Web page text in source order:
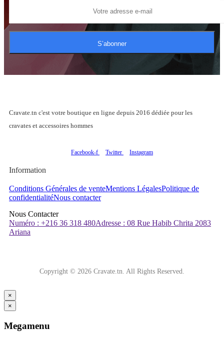
S’abonner
Cravate.tn c'est votre boutique en ligne depuis 2016 dédiée pour les
cravates et accessoires hommes
Facebook-f Twitter Instagram
Information
Conditions Générales de venteMentions LégalesPolitique de
confidentialitéNous contacter
Nous Contacter
Numéro : +216 36 318 480Adresse : 08 Rue Habib Chrita 2083
Ariana
Copyright © 2026 Cravate.tn. All Rights Reserved.
×
×
Megamenu